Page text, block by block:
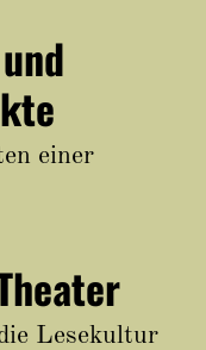
einer
Lesekultur